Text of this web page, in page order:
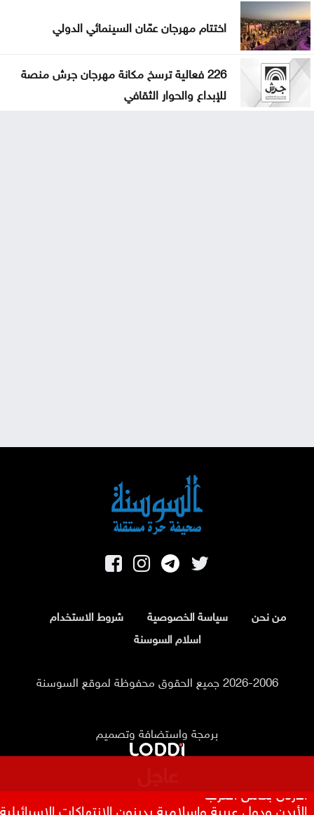
اختتام مهرجان عمّان السينمائي الدولي
226 فعالية ترسخ مكانة مهرجان جرش منصة
للإبداع والحوار الثقافي
من نحن سياسة الخصوصية
شروط الاستخدام
اسلام السوسنة
2026-2006 جميع الحقوق محفوظة لموقع السوسنة
برمجة واستضافة وتصميم
الأردن بكأس العرب
الأردن ودول عربية وإسلامية يدينون الانتهاكات الإسرائيلية